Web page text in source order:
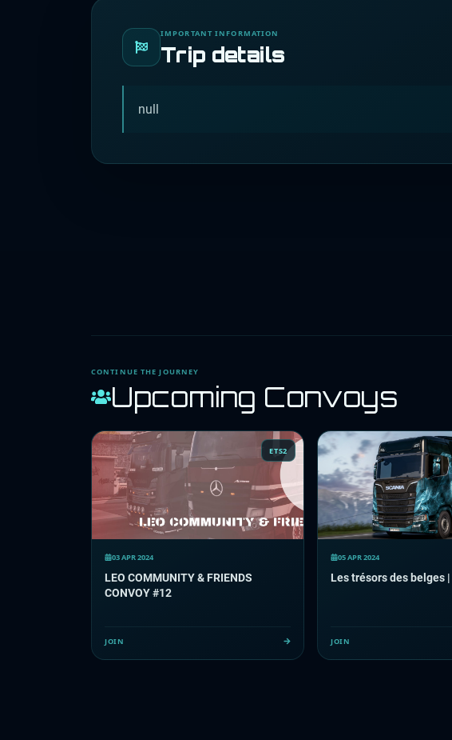
IMPORTANT INFORMATION
Trip details
null
CONTINUE THE JOURNEY
Upcoming Convoys
ETS2
03 APR 2024
LEO COMMUNITY & FRIENDS
CONVOY #12
JOIN
05 APR 2024
Les trésors des belges |
JOIN